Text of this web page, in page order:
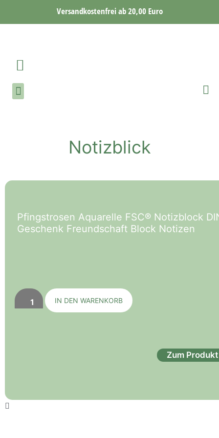
Versandkostenfrei ab 20,00 Euro
Notizblick
Pfingstrosen Aquarelle FSC® Notizblock
Geschenk Freundschaft Block Notizen
IN DEN WARENKORB
Zum Produkt